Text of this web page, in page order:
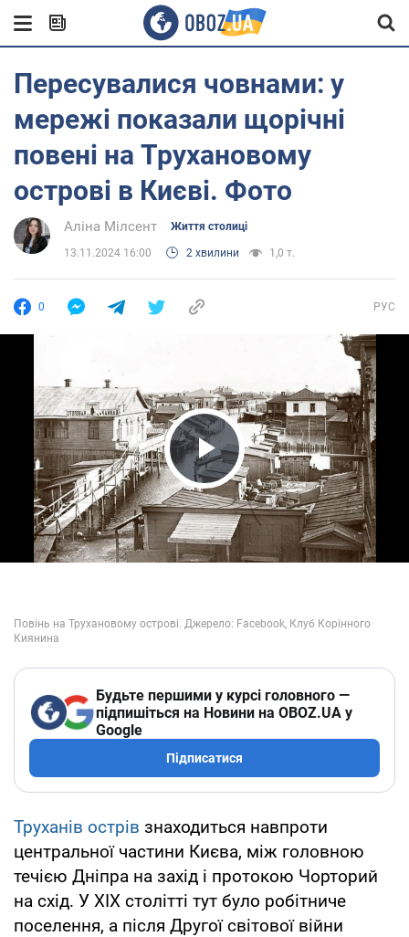
Пересувалися човнами: у
мережі показали щорічні
повені на Трухановому
острові в Києві. Фото
Аліна Мілсент Життя столиці
13.11.2024 16:00 2 хвилини 1,0 т.
0 РУС
Play Video
Будьте першими у курсі головного —
підпишіться на Новини на OBOZ.UA у
Google
Підписатися
Труханів острів знаходиться навпроти
центральної частини Києва, між головною
течією Дніпра на захід і протокою Чорторий
на схід. У XIX столітті тут було робітниче
поселення, а після Другої світової війни